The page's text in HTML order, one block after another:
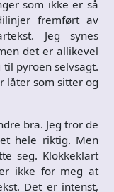
som ikke er så
fremført av
Jeg synes
det er allikevel
pyroen selvsagt.
låter som sitter og
bra. Jeg tror de
hele riktig. Men
seg. Klokkeklart
ikke for meg at
Det er intenst,